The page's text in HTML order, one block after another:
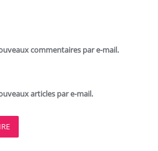
commentaires par e-mail.
articles par e-mail.